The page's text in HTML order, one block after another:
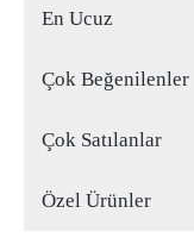
En Ucuz
Çok Beğenilenler
Çok Satılanlar
Özel Ürünler